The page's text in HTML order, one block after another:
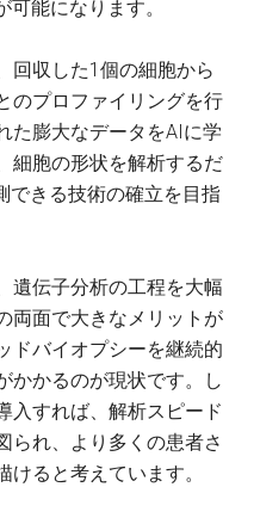
能になります。
回収した1個の細胞から
のプロファイリングを行
た膨大なデータをAIに学
細胞の形状を解析するだ
できる技術の確立を目指
遺伝子分析の工程を大幅
両面で大きなメリットが
ドバイオプシーを継続的
かかるのが現状です。し
入すれば、解析スピード
られ、より多くの患者さ
ると考えています。